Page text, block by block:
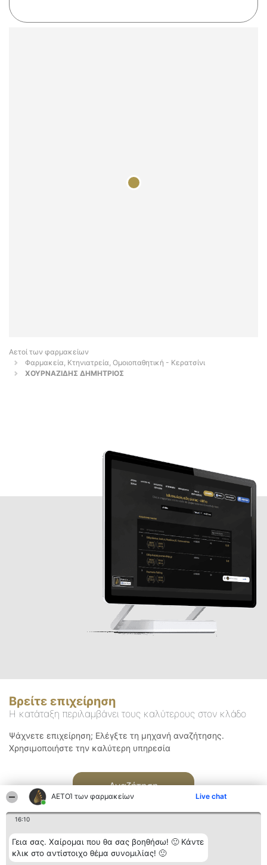
ΑΕΤΟΊ των φαρμακείων Live chat
16:10
Γεια σας. Χαίρομαι που θα σας βοηθήσω! 🙂 Κάντε
κλικ στο αντίστοιχο θέμα συνομιλίας! 🙂
Αετοί των φαρμακείων
Φαρμακεία, Κτηνιατρεία, Ομοιοπαθητική - Κερατσίνι
ΧΟΥΡΝΑΖΙΔΗΣ ΔΗΜΗΤΡΙΟΣ
Βρείτε επιχείρηση
Η κατάταξη περιλαμβάνει τους καλύτερους στον κλάδο
Ψάχνετε επιχείρηση; Ελέγξτε τη μηχανή αναζήτησης.
Χρησιμοποιήστε την καλύτερη υπηρεσία
Αναζήτηση